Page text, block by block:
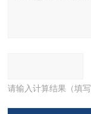
请输入计算结果（填